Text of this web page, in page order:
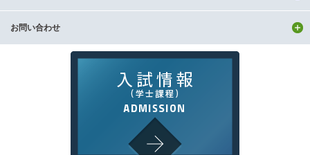
お問い合わせ